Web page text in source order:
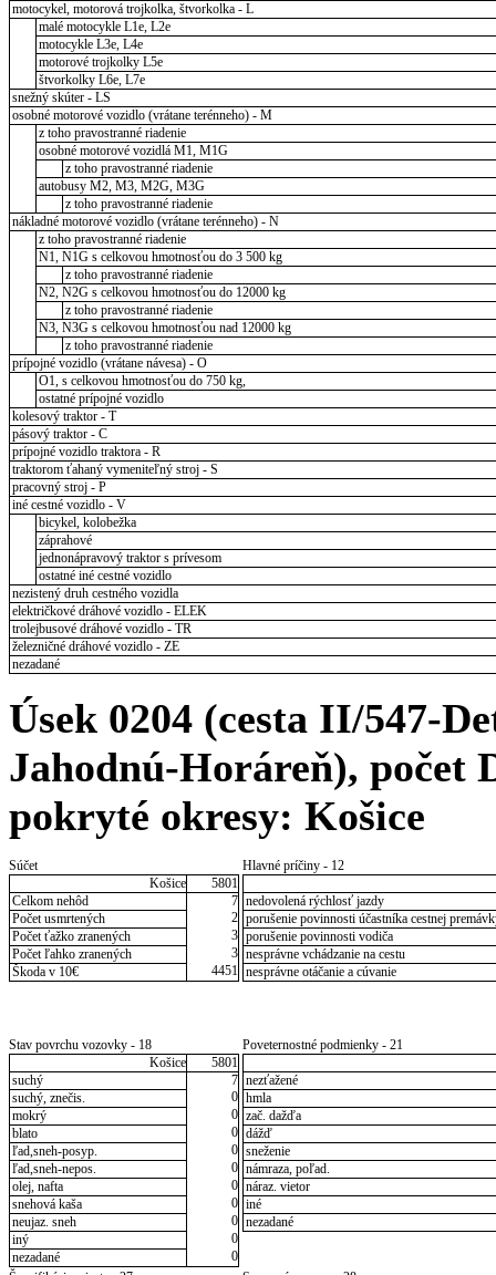
motocykel, motorová trojkolka, štvorkolka - L
malé motocykle L1e, L2e
motocykle L3e, L4e
motorové trojkolky L5e
štvorkolky L6e, L7e
snežný skúter - LS
osobné motorové vozidlo (vrátane terénneho) - M
z toho pravostranné riadenie
osobné motorové vozidlá M1, M1G
z toho pravostranné riadenie
autobusy M2, M3, M2G, M3G
z toho pravostranné riadenie
nákladné motorové vozidlo (vrátane terénneho) - N
z toho pravostranné riadenie
N1, N1G s celkovou hmotnosťou do 3 500 kg
z toho pravostranné riadenie
N2, N2G s celkovou hmotnosťou do 12000 kg
z toho pravostranné riadenie
N3, N3G s celkovou hmotnosťou nad 12000 kg
z toho pravostranné riadenie
prípojné vozidlo (vrátane návesa) - O
O1, s celkovou hmotnosťou do 750 kg,
ostatné prípojné vozidlo
kolesový traktor - T
pásový traktor - C
prípojné vozidlo traktora - R
traktorom ťahaný vymeniteľný stroj - S
pracovný stroj - P
iné cestné vozidlo - V
bicykel, kolobežka
záprahové
jednonápravový traktor s prívesom
ostatné iné cestné vozidlo
nezistený druh cestného vozidla
električkové dráhové vozidlo - ELEK
trolejbusové dráhové vozidlo - TR
železničné dráhové vozidlo - ZE
nezadané
Úsek 0204 (cesta II/547-
Jahodnú-Horáreň), počet
pokryté okresy: Košice
Súčet
Košice
5801
Celkom nehôd
7
Počet usmrtených
2
Počet ťažko zranených
3
Počet ľahko zranených
3
Škoda v 10€
4451
Hlavné príčiny - 12
nedovolená rýchlosť jazdy
porušenie povinnosti účastníka cestnej
porušenie povinnosti vodiča
nesprávne vchádzanie na cestu
nesprávne otáčanie a cúvanie
Stav povrchu vozovky - 18
Košice
5801
suchý
7
suchý, znečis.
0
mokrý
0
blato
0
ľad,sneh-posyp.
0
ľad,sneh-nepos.
0
olej, nafta
0
snehová kaša
0
neujaz. sneh
0
iný
0
nezadané
0
Poveternostné podmienky - 21
nezťažené
hmla
zač. dažďa
dážď
sneženie
námraza, poľad.
náraz. vietor
iné
nezadané